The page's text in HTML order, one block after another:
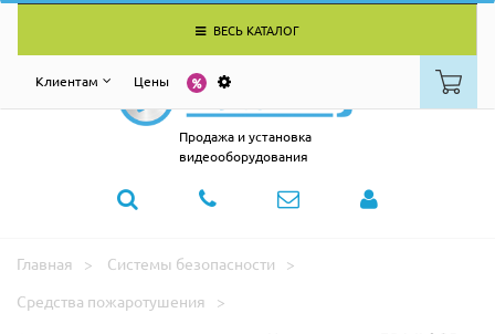
ВЕСЬ КАТАЛОГ
Клиентам Цены
Продажа и установка
видеооборудования
Главная
Системы безопасности
Средства пожаротушения